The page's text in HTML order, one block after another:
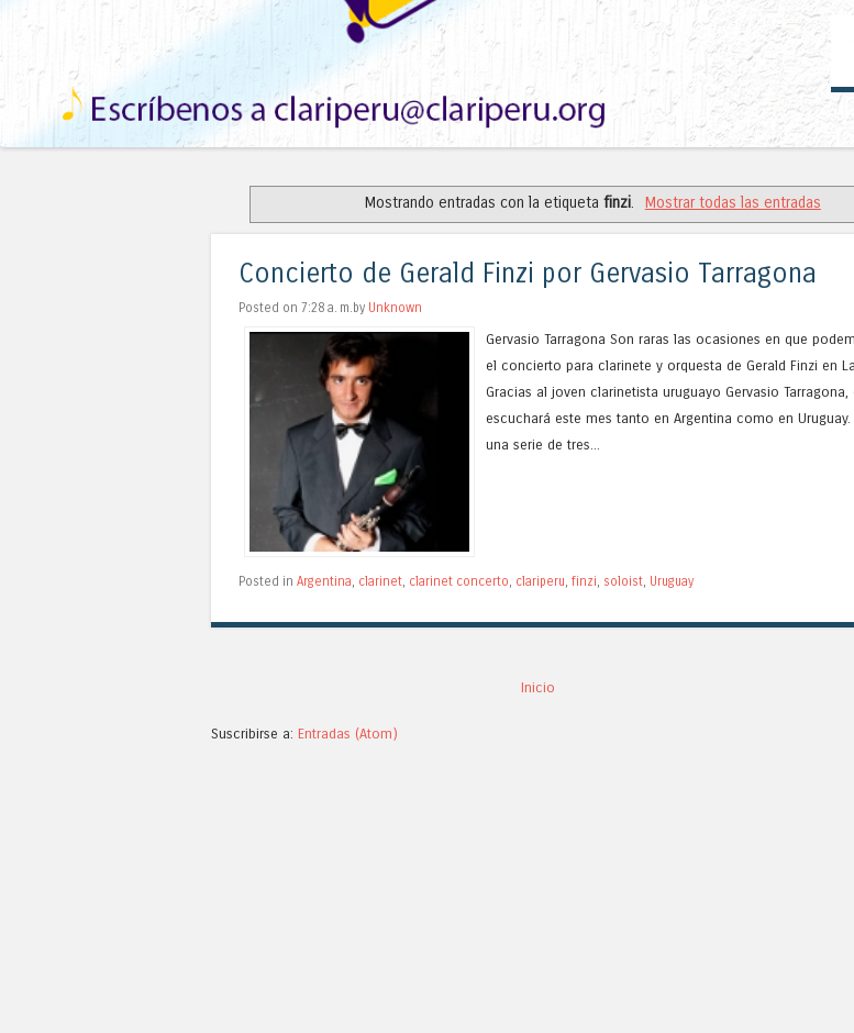
Mostrando entradas con la etiquetafinzi. Mostrar todas las entradas
Concierto de Gerald Finzi por Gervasio Tarragona
Posted on 7:28 a. m.by Unknown
Gervasio Tarragona Son raras las ocasiones en que
el concierto para clarinete y orquesta de Gerald Finzi en
Gracias al joven clarinetista uruguayo Gervasio Tarragona,
escuchará este mes tanto en Argentina como en Uruguay.
una serie de tres...
Posted in Argentina, clarinet, clarinet concerto, clariperu, finzi, soloist, Uruguay
Inicio
Suscribirse a: Entradas (Atom)